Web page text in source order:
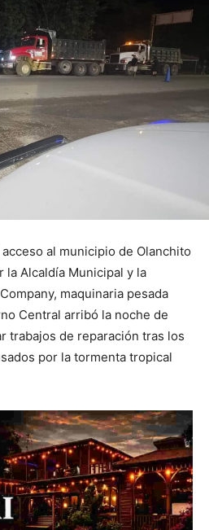
al municipio de Olanchito
Alcaldía Municipal y la
maquinaria pesada
Central arribó la noche de
trabajos de reparación tras los
por la tormenta tropical